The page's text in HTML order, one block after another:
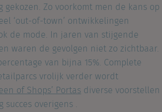
Zo voorkomt men de kans op
‘out-of-town’ ontwikkelingen
de mode. In jaren van stijgende
waren de gevolgen niet zo zichtbaar.
van bijna 15%. Complete
vrolijk verder wordt
of Shops’ Portas diverse voorstellen
overigens .